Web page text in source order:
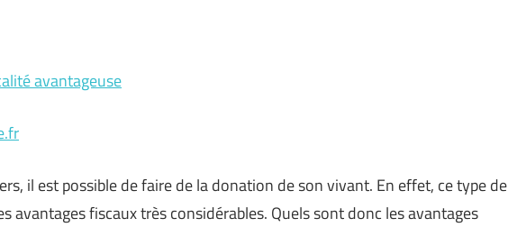
avantageuse
il est possible de faire de la donation de son vivant. En effet, ce type de
avantages fiscaux très considérables. Quels sont donc les avantages